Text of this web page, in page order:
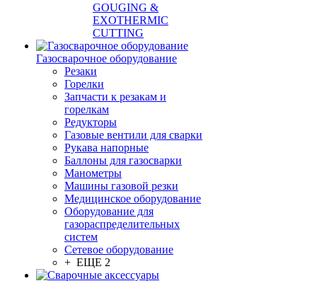
GOUGING &
EXOTHERMIC
CUTTING
Газосварочное оборудование
Резаки
Горелки
Запчасти к резакам и
горелкам
Редукторы
Газовые вентили для сварки
Рукава напорные
Баллоны для газосварки
Манометры
Машины газовой резки
Медицинское оборудование
Оборудование для
газораспределительных
систем
Сетевое оборудование
+ ЕЩЕ 2